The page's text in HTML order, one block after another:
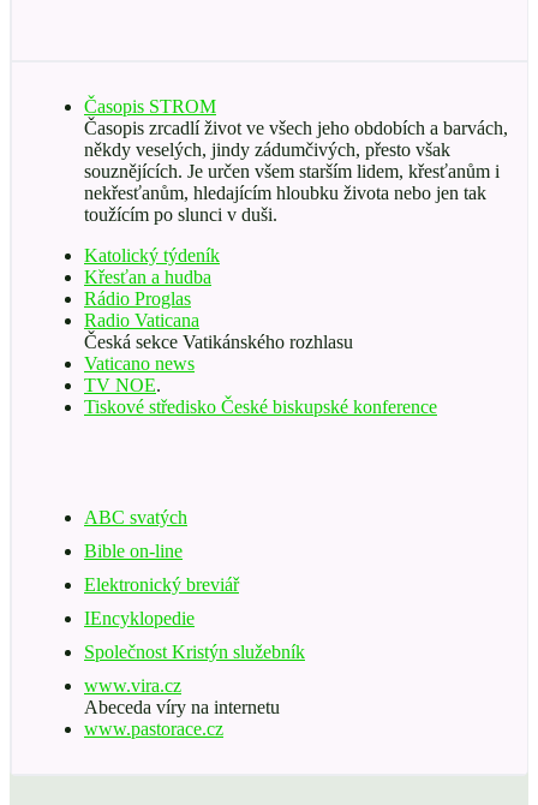
Časopis STROM
Časopis zrcadlí život ve všech jeho obdobích a barvách,
někdy veselých, jindy zádumčivých, přesto však
souznějících. Je určen všem starším lidem, křesťanům i
nekřesťanům, hledajícím hloubku života nebo jen tak
toužícím po slunci v duši.
Katolický týdeník
Křesťan a hudba
Rádio Proglas
Radio Vaticana
Česká sekce Vatikánského rozhlasu
Vaticano news
TV NOE.
Tiskové středisko České biskupské konference
ABC svatých
Bible on-line
Elektronický breviář
IEncyklopedie
Společnost Kristýn služebník
www.vira.cz
Abeceda víry na internetu
www.pastorace.cz